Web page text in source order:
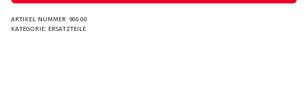
ARTIKEL NUMMER: 900.00
KATEGORIE: ERSATZTEILE